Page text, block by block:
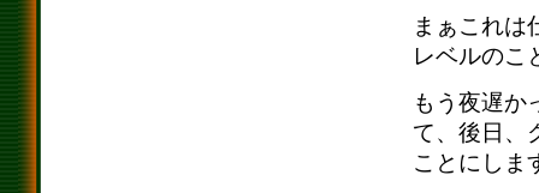
まぁこれは
レベルのこ
もう夜遅か
て、後日、
ことにしま